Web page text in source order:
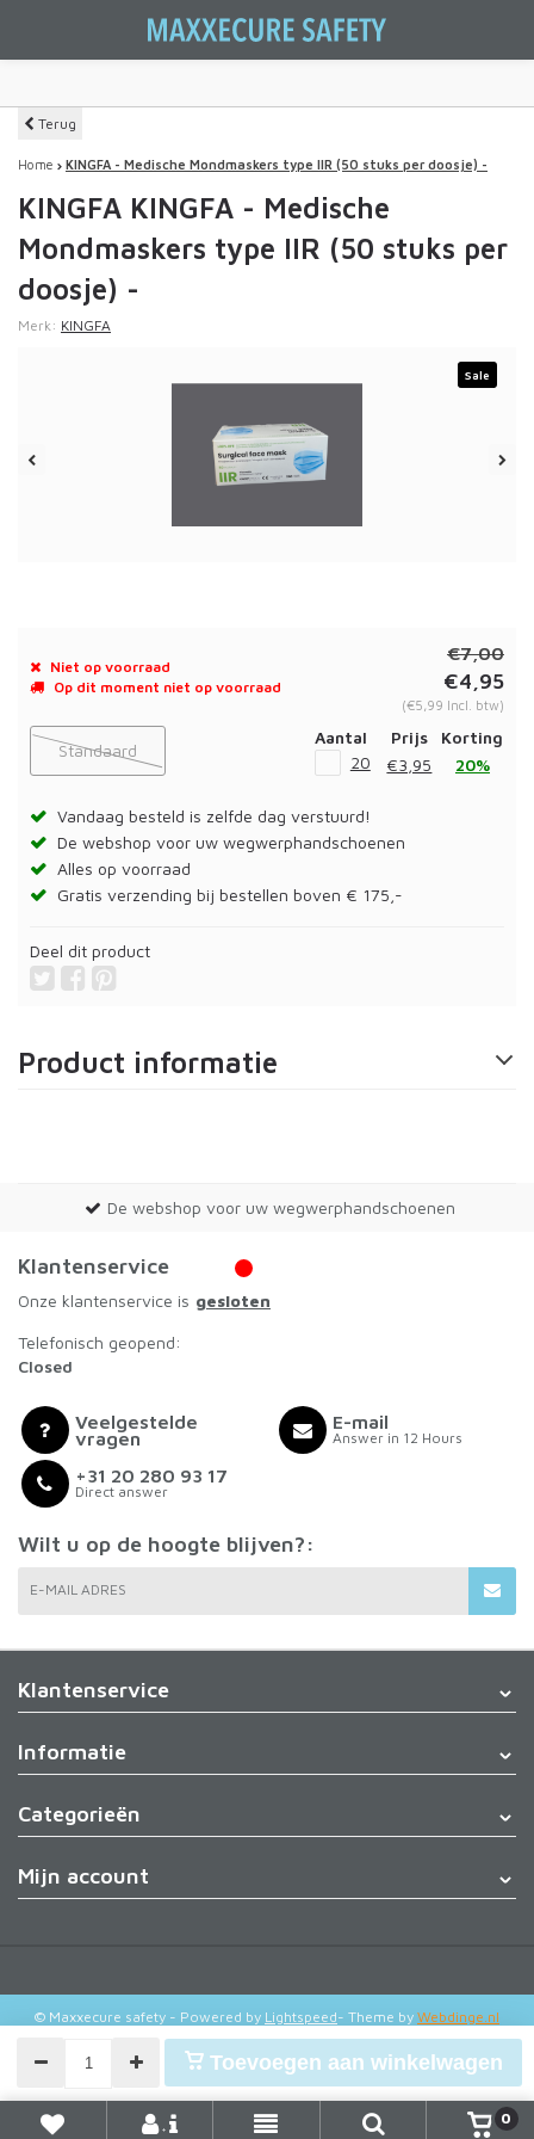
+
0
Terug
Home KINGFA - Medische Mondmaskers type IIR (50 stuks per doosje) -
KINGFA KINGFA - Medische
Mondmaskers type IIR (50 stuks per
doosje) -
Merk: KINGFA
Sale
Niet op voorraad
Op dit moment niet op voorraad
€7,00
€4,95
(€5,99 Incl. btw)
Standaard
Aantal Prijs
Korting
20
€3,95 20%
Toevoegen aan winkelwagen
Vandaag besteld is zelfde dag verstuurd!
De webshop voor uw wegwerphandschoenen
Alles op voorraad
Gratis verzending bij bestellen boven € 175,-
Deel dit product
Product informatie
De webshop voor uw wegwerphandschoenen
Klantenservice
Onze klantenservice is gesloten
Telefonisch geopend:
Closed
Veelgestelde
vragen
+31 20 280 93 17
Direct answer
E-mail
Answer in 12 Hours
Wilt u op de hoogte blijven?:
E-MAIL ADRES
Klantenservice
Informatie
Categorieën
Mijn account
© Maxxecure safety - Powered by Lightspeed- Theme by Webdinge.nl